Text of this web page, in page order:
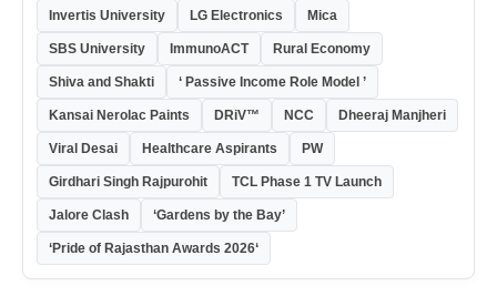
Invertis University LG Electronics Mica
SBS University ImmunoACT Rural Economy
Shiva and Shakti ‘ Passive Income Role Model ’
Kansai Nerolac Paints DRiV™ NCC Dheeraj Manjheri
Viral Desai Healthcare Aspirants PW
Girdhari Singh Rajpurohit TCL Phase 1 TV Launch
Jalore Clash ‘Gardens by the Bay’
‘Pride of Rajasthan Awards 2026‘